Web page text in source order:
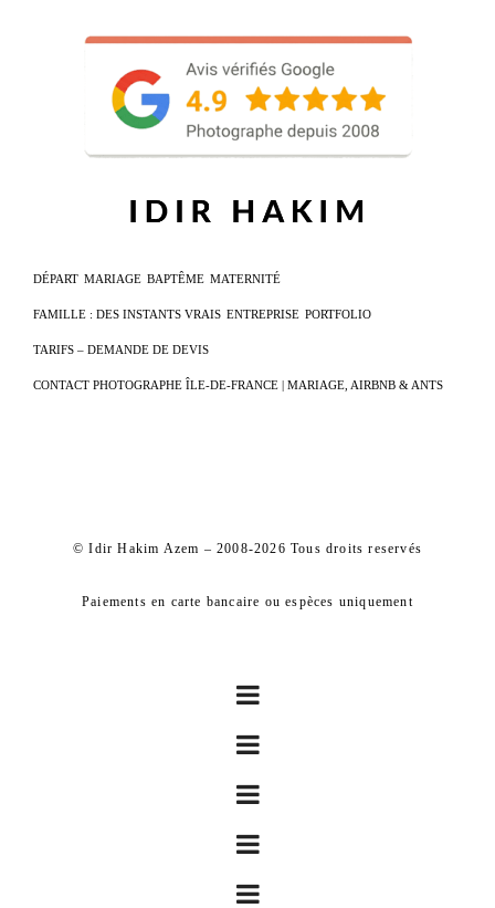
DÉPART MARIAGE BAPTÊME MATERNITÉ
FAMILLE : DES INSTANTS VRAIS ENTREPRISE PORTFOLIO
TARIFS – DEMANDE DE DEVIS
CONTACT PHOTOGRAPHE ÎLE-DE-FRANCE | MARIAGE, AIRBNB & ANTS
© Idir Hakim Azem – 2008-2026 Tous droits reservés
Paiements en carte bancaire ou espèces uniquement